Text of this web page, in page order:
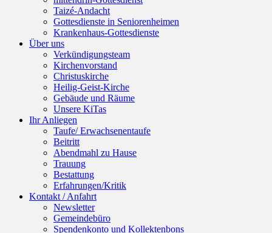
Taizé-Andacht
Gottesdienste in Seniorenheimen
Krankenhaus-Gottesdienste
Über uns
Verkündigungsteam
Kirchenvorstand
Christuskirche
Heilig-Geist-Kirche
Gebäude und Räume
Unsere KiTas
Ihr Anliegen
Taufe/ Erwachsenentaufe
Beitritt
Abendmahl zu Hause
Trauung
Bestattung
Erfahrungen/Kritik
Kontakt / Anfahrt
Newsletter
Gemeindebüro
Spendenkonto und Kollektenbons